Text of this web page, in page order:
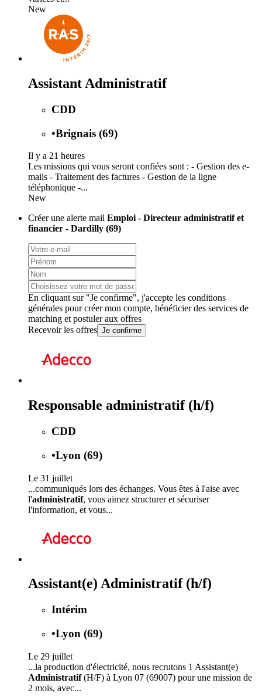
New
Assistant Administratif
CDD
•Brignais (69)
Il y a 21 heures
Les missions qui vous seront confiées sont : - Gestion des e-
mails - Traitement des factures - Gestion de la ligne
téléphonique -...
New
Créer une alerte mail Emploi - Directeur administratif et
financier - Dardilly (69)
En cliquant sur "Je confirme", j'accepte les conditions
générales pour créer mon compte, bénéficier des services de
matching et postuler aux offres
Recevoir les offres Je confirme
Responsable administratif (h/f)
CDD
•Lyon (69)
Le 31 juillet
...communiqués lors des échanges. Vous êtes à l'aise avec
l'administratif, vous aimez structurer et sécuriser
l'information, et vous...
Assistant(e) Administratif (h/f)
Intérim
•Lyon (69)
Le 29 juillet
...la production d'électricité, nous recrutons 1 Assistant(e)
Administratif(H/F) à Lyon 07 (69007) pour une mission de
2 mois, avec...